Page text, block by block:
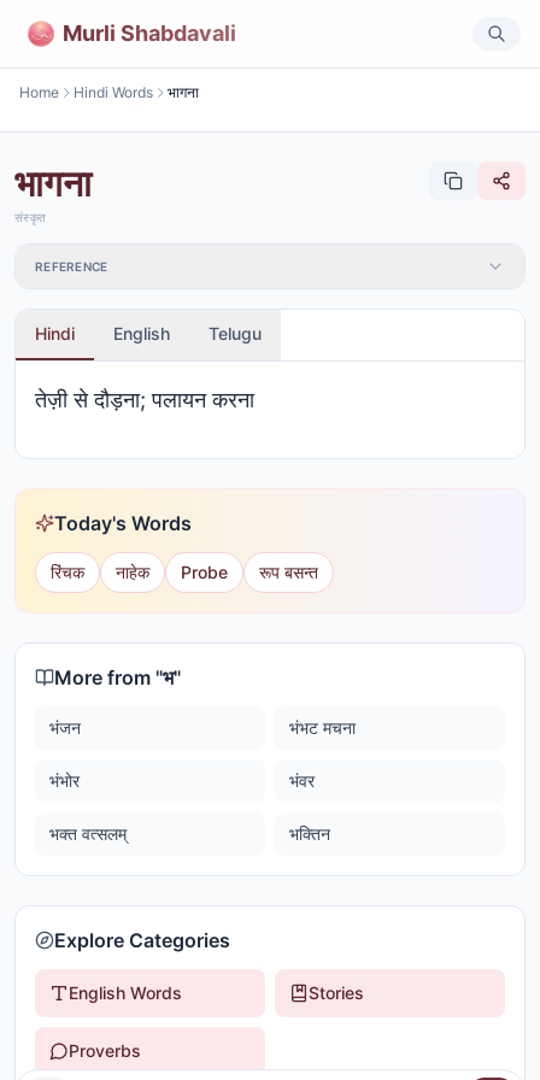
Murli Shabdavali
Home Hindi Words भागना
भागना
संस्कृत
REFERENCE
Hindi English Telugu
तेज़ी से दौड़ना; पलायन करना
Today's Words
रिंचक नाहेक Probe रूप बसन्त
More from "भ"
भंजन भंभट मचना
भंभोर भंवर
भक्त वत्सलम् भक्तिन
Explore Categories
English Words Stories
Proverbs